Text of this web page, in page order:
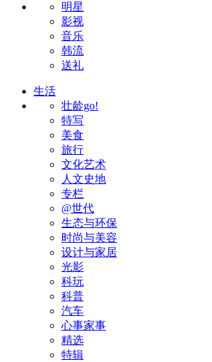
明星
影视
音乐
韩流
送礼
生活
壮龄go!
特写
美食
旅行
文化艺术
人文史地
专栏
@世代
生态与环保
时尚与美容
设计与家居
光影
科玩
科普
汽车
心事家事
精选
特辑